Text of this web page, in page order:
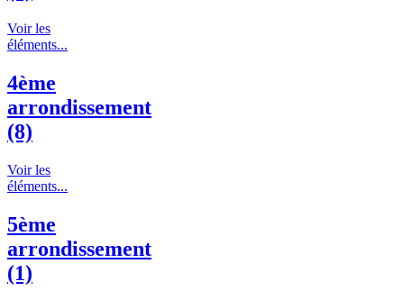
Voir les
éléments...
4ème
arrondissement
(8)
Voir les
éléments...
5ème
arrondissement
(1)